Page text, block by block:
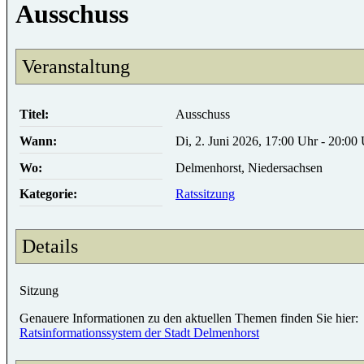
Ausschuss
Veranstaltung
Titel:
Ausschuss
Wann:
Di, 2. Juni 2026, 17:00 Uhr - 20:00
Wo:
Delmenhorst, Niedersachsen
Kategorie:
Ratssitzung
Details
Sitzung
Genauere Informationen zu den aktuellen Themen finden Sie hier:
Ratsinformationssystem der Stadt Delmenhorst